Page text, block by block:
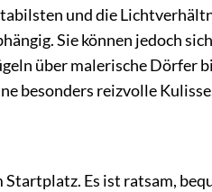
und die
Sie können jedoch
über malerische Dörfer
besonders reizvolle
Es ist ratsam,